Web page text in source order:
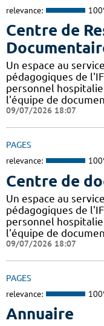
relevance:
Centre de
Un espace au
pédagogiques de
personnel
l'équipe de
09/07/2026 18:07
PAGES
relevance:
Centre de
Un espace au
pédagogiques de
personnel
l'équipe de
09/07/2026 18:07
PAGES
relevance:
Annuaire